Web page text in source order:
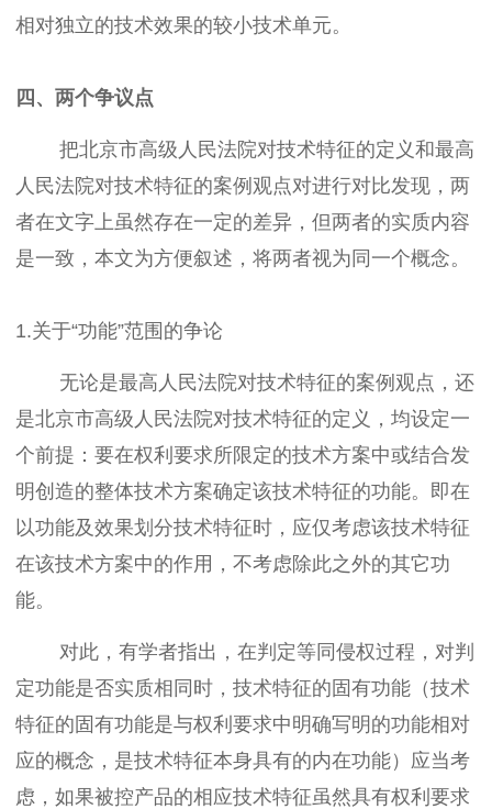
相对独立的技术效果的较小技术单元。
四、两个争议点
把北京市高级人民法院对技术特征的定义和最高
人民法院对技术特征的案例观点对进行对比发现，两
者在文字上虽然存在一定的差异，但两者的实质内容
是一致，本文为方便叙述，将两者视为同一个概念。
1.关于“功能”范围的争论
无论是最高人民法院对技术特征的案例观点，还
是北京市高级人民法院对技术特征的定义，均设定一
个前提：要在权利要求所限定的技术方案中或结合发
明创造的整体技术方案确定该技术特征的功能。即在
以功能及效果划分技术特征时，应仅考虑该技术特征
在该技术方案中的作用，不考虑除此之外的其它功
能。
对此，有学者指出，在判定等同侵权过程，对判
定功能是否实质相同时，技术特征的固有功能（技术
特征的固有功能是与权利要求中明确写明的功能相对
应的概念，是技术特征本身具有的内在功能）应当考
虑，如果被控产品的相应技术特征虽然具有权利要求